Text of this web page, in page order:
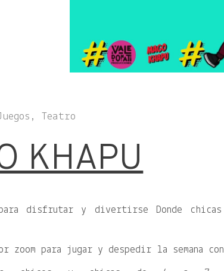
Teatro
KHAPU
para disfrutar y divertirse Donde
zoom para jugar y despedir la semana